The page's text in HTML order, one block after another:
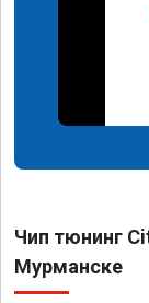
Чип тюнинг
Мурманске